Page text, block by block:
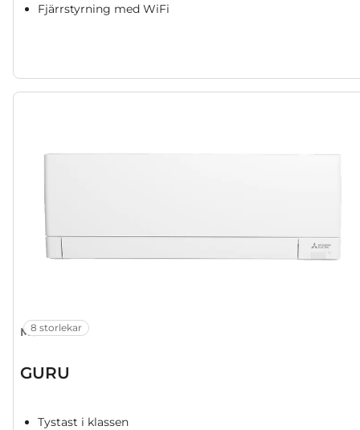
Fjärrstyrning med WiFi
8 storlekar
MSZ-AY
GURU
Tystast i klassen